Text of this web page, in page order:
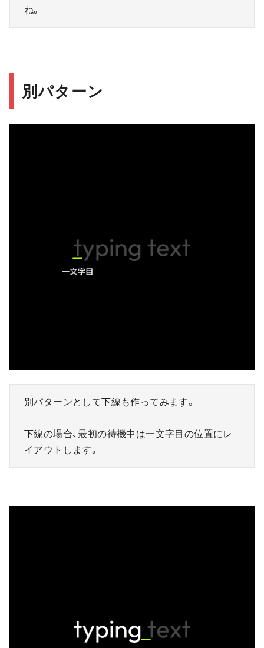
ね。
別パターン
別パターンとして下線も作ってみます。
下線の場合、最初の待機中は一文字目の位置にレ
イアウトします。